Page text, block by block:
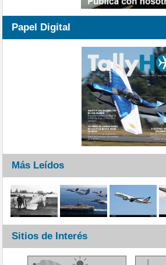
Papel Digital
Más Leídos
Sitios de Interés